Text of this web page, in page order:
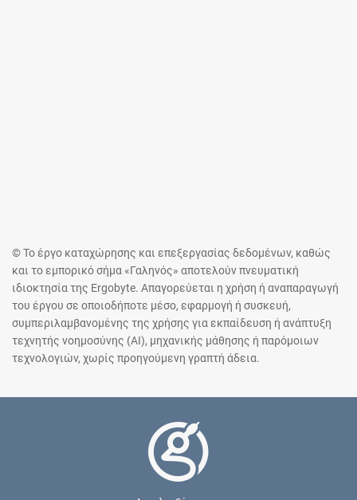
© Το έργο καταχώρησης και επεξεργασίας δεδομένων, καθώς
και το εμπορικό σήμα «Γαληνός» αποτελούν πνευματική
ιδιοκτησία της Ergobyte. Απαγορεύεται η χρήση ή αναπαραγωγή
του έργου σε οποιοδήποτε μέσο, εφαρμογή ή συσκευή,
συμπεριλαμβανομένης της χρήσης για εκπαίδευση ή ανάπτυξη
τεχνητής νοημοσύνης (AI), μηχανικής μάθησης ή παρόμοιων
τεχνολογιών, χωρίς προηγούμενη γραπτή άδεια.